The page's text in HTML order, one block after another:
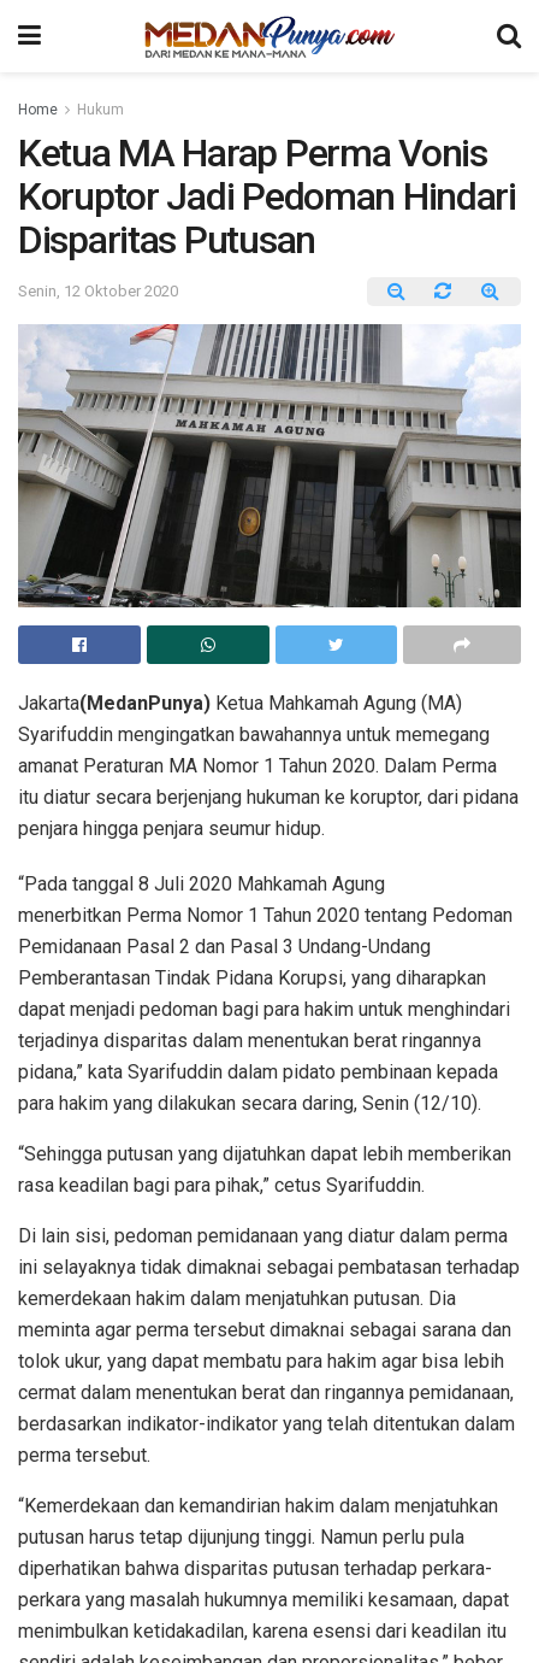
Home Hukum
Ketua MA Harap Perma Vonis
Koruptor Jadi Pedoman Hindari
Disparitas Putusan
Senin, 12 Oktober 2020
Jakarta(MedanPunya) Ketua Mahkamah Agung (MA)
Syarifuddin mengingatkan bawahannya untuk memegang
amanat Peraturan MA Nomor 1 Tahun 2020. Dalam Perma
itu diatur secara berjenjang hukuman ke koruptor, dari pidana
penjara hingga penjara seumur hidup.
“Pada tanggal 8 Juli 2020 Mahkamah Agung
menerbitkan Perma Nomor 1 Tahun 2020 tentang Pedoman
Pemidanaan Pasal 2 dan Pasal 3 Undang-Undang
Pemberantasan Tindak Pidana Korupsi, yang diharapkan
dapat menjadi pedoman bagi para hakim untuk menghindari
terjadinya disparitas dalam menentukan berat ringannya
pidana,” kata Syarifuddin dalam pidato pembinaan kepada
para hakim yang dilakukan secara daring, Senin (12/10).
“Sehingga putusan yang dijatuhkan dapat lebih memberikan
rasa keadilan bagi para pihak,” cetus Syarifuddin.
Di lain sisi, pedoman pemidanaan yang diatur dalam perma
ini selayaknya tidak dimaknai sebagai pembatasan terhadap
kemerdekaan hakim dalam menjatuhkan putusan. Dia
meminta agar perma tersebut dimaknai sebagai sarana dan
tolok ukur, yang dapat membatu para hakim agar bisa lebih
cermat dalam menentukan berat dan ringannya pemidanaan,
berdasarkan indikator-indikator yang telah ditentukan dalam
perma tersebut.
“Kemerdekaan dan kemandirian hakim dalam menjatuhkan
putusan harus tetap dijunjung tinggi. Namun perlu pula
diperhatikan bahwa disparitas putusan terhadap perkara-
perkara yang masalah hukumnya memiliki kesamaan, dapat
menimbulkan ketidakadilan, karena esensi dari keadilan itu